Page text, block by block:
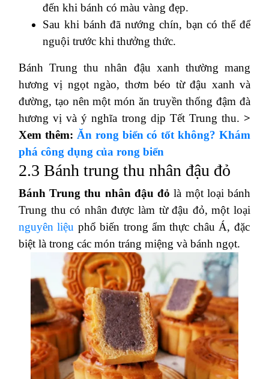
đến khi bánh có màu vàng đẹp.
Sau khi bánh đã nướng chín, bạn có thể để
nguội trước khi thưởng thức.
Bánh Trung thu nhân đậu xanh thường mang
hương vị ngọt ngào, thơm béo từ đậu xanh và
đường, tạo nên một món ăn truyền thống đậm đà
hương vị và ý nghĩa trong dịp Tết Trung thu. >
Xem thêm: Ăn rong biển có tốt không? Khám
phá công dụng của rong biển
2.3 Bánh trung thu nhân đậu đỏ
Bánh Trung thu nhân đậu đỏ là một loại bánh
Trung thu có nhân được làm từ đậu đỏ, một loại
nguyên liệu phổ biến trong ẩm thực châu Á, đặc
biệt là trong các món tráng miệng và bánh ngọt.